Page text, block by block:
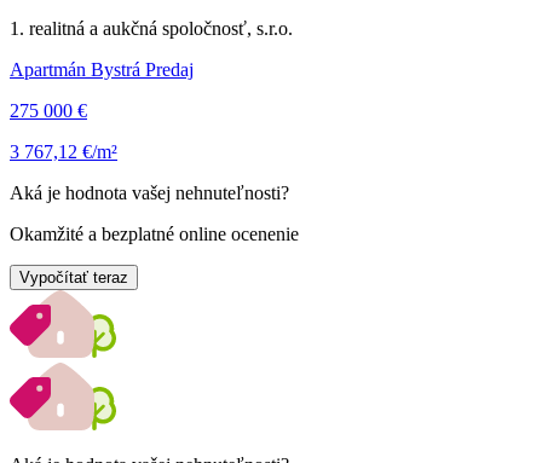
1. realitná a aukčná spoločnosť, s.r.o.
Apartmán Bystrá Predaj
275 000 €
3 767,12 €/m²
Aká je hodnota vašej nehnuteľnosti?
Okamžité a bezplatné online ocenenie
Vypočítať teraz